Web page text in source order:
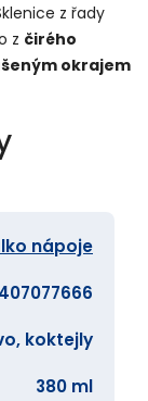
z řady
z čirého
okrajem
nápoje
koktejly
380 ml